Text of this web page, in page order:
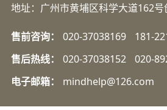
地址：广州市黄埔区科学大道162
售前咨询： 020-37038169
181-
售后热线：
020-37038152
020-
电子邮箱：
mindhelp@126.com